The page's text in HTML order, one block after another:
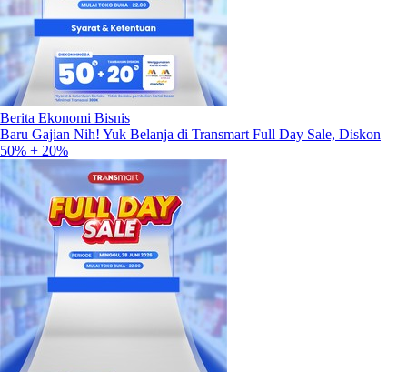
Berita Ekonomi Bisnis
Baru Gajian Nih! Yuk Belanja di Transmart Full Day Sale, Diskon
50% + 20%